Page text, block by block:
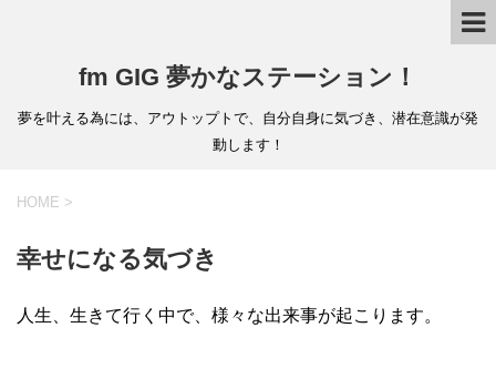
fm GIG 夢かなステーション！
夢を叶える為には、アウトップトで、自分自身に気づき、潜在意識が発
動します！
HOME >
幸せになる気づき
人生、生きて行く中で、様々な出来事が起こります。